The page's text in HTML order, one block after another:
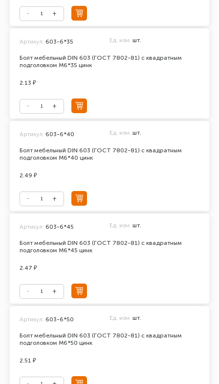
Болт мебельный DIN 603 (ГОСТ 7802-81) с квадратным
подголовком М6*35 цинк
Артикул: 603-6*35 Ед. изм. шт.
2.13 ₽
Болт мебельный DIN 603 (ГОСТ 7802-81) с квадратным
подголовком М6*40 цинк
Артикул: 603-6*40 Ед. изм. шт.
2.49 ₽
Болт мебельный DIN 603 (ГОСТ 7802-81) с квадратным
подголовком М6*45 цинк
Артикул: 603-6*45 Ед. изм. шт.
2.47 ₽
Болт мебельный DIN 603 (ГОСТ 7802-81) с квадратным
подголовком М6*50 цинк
Артикул: 603-6*50 Ед. изм. шт.
2.51 ₽